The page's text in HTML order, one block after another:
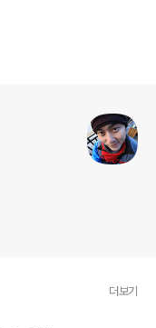
더보기